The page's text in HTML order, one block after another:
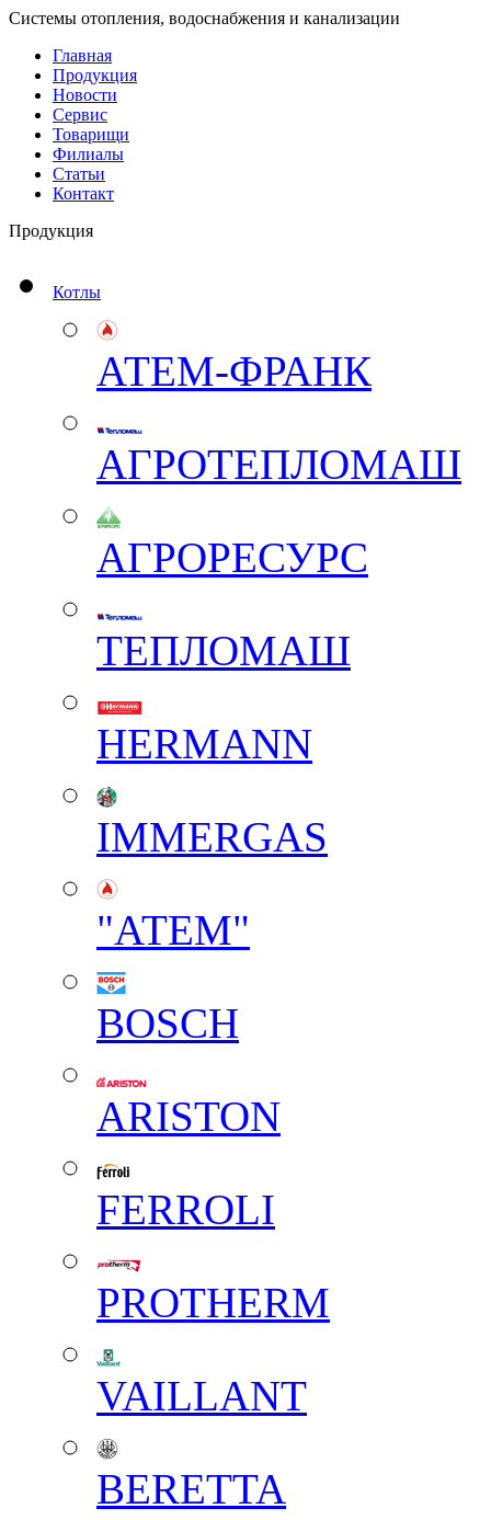
Системы отопления, водоснабжения и канализации
Главная
Продукция
Новости
Сервис
Товарищи
Филиалы
Статьи
Контакт
Продукция
Котлы
АТЕМ-ФРАНК
АГРОТЕПЛОМАШ
АГРОРЕСУРС
ТЕПЛОМАШ
HERMANN
IMMERGAS
"АТЕМ"
BOSCH
ARISTON
FERROLI
PROTHERM
VAILLANT
BERETTA